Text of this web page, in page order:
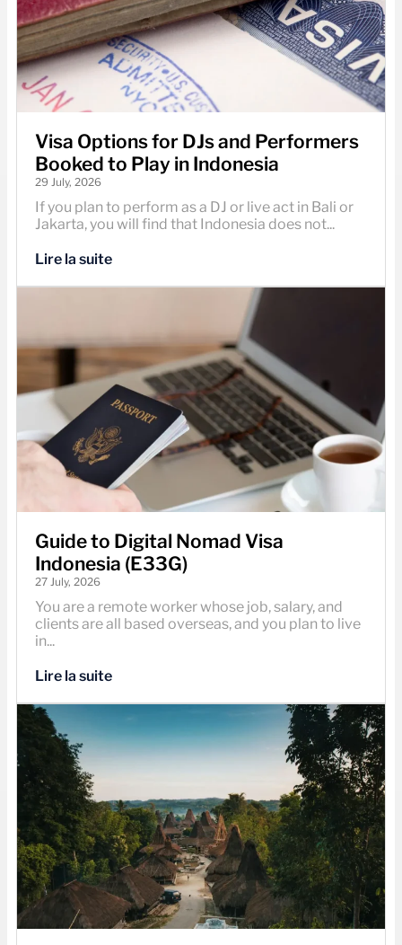
Visa Options for DJs and Performers
Booked to Play in Indonesia
29 July, 2026
If you plan to perform as a DJ or live act in Bali or
Jakarta, you will find that Indonesia does not...
Lire la suite
Guide to Digital Nomad Visa
Indonesia (E33G)
27 July, 2026
You are a remote worker whose job, salary, and
clients are all based overseas, and you plan to live
in...
Lire la suite